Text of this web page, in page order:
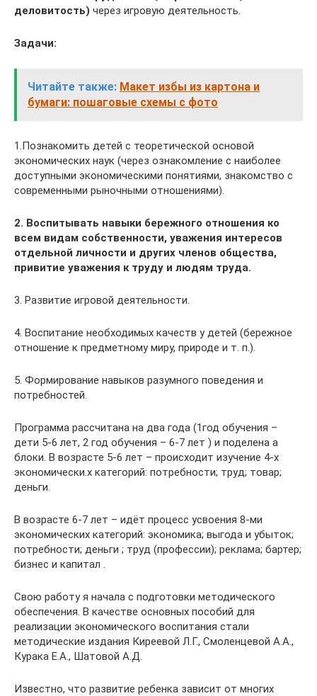
деловитость) через игровую деятельность.
Задачи:
Читайте также: Макет избы из картона и
бумаги: пошаговые схемы с фото
1.Познакомить детей с теоретической основой
экономических наук (через ознакомление с наиболее
доступными экономическими понятиями, знакомство с
современными рыночными отношениями).
2. Воспитывать навыки бережного отношения ко
всем видам собственности, уважения интересов
отдельной личности и других членов общества,
привитие уважения к труду и людям труда.
3. Развитие игровой деятельности.
4. Воспитание необходимых качеств у детей (бережное
отношение к предметному миру, природе и т. п.).
5. Формирование навыков разумного поведения и
потребностей.
Программа рассчитана на два года (1год обучения –
дети 5-6 лет, 2 год обучения – 6-7 лет ) и поделена а
блоки. В возрасте 5-6 лет – происходит изучение 4-х
экономически.х категорий: потребности; труд; товар;
деньги.
В возрасте 6-7 лет – идёт процесс усвоения 8-ми
экономических категорий: экономика; выгода и убыток;
потребности; деньги ; труд (профессии); реклама; бартер;
бизнес и капитал .
Свою работу я начала с подготовки методического
обеспечения. В качестве основных пособий для
реализации экономического воспитания стали
методические издания Киреевой Л.Г., Смоленцевой А.А.,
Курака Е.А., Шатовой А.Д.
Известно, что развитие ребенка зависит от многих